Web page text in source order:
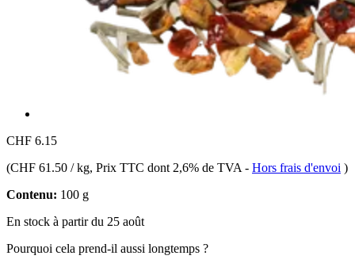
CHF 6.15
(CHF 61.50 / kg, Prix TTC dont 2,6% de TVA - Hors frais d'envoi )
Contenu: 100 g
En stock à partir du 25 août
Pourquoi cela prend-il aussi longtemps ?